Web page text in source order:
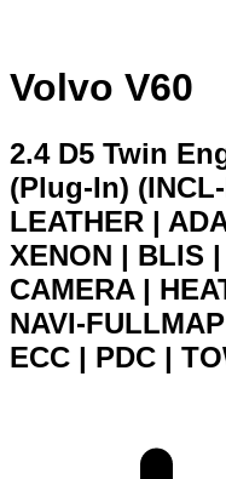
Volvo V60
2.4 D5 Twin
(Plug-In)
LEATHER |
XENON | BLIS
CAMERA |
NAVI-
ECC | PDC |